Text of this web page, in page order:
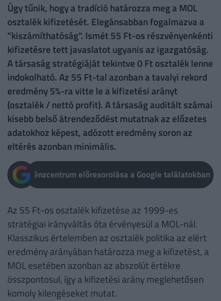
Úgy tűnik, hogy a tradíció határozza meg a MOL
osztalék kifizetését. Elegánsabban fogalmazva a
"kiszámíthatóság". Ismét 55 Ft-os részvényenkénti
kifizetésre tett javaslatot ugyanis az igazgatóság.
A társaság stratégiáját tekintve 0 Ft osztalék lenne
indokolható. Az 55 Ft-tal azonban a tavalyi rekord
eredmény 5%-ra vitte le a kifizetési arányt
(osztalék / nettó profit). A társaság auditált számai
kisebb belső átrendeződést mutatnak az előzetes
adatokhoz képest, adózott eredmény soron az
eltérés azonban minimális.
Pénzcentrum előresorolása a Google találatokban
Az 55 Ft-os osztalék kifizetése az 1999-es
stratégiai irányváltás óta érvényesül a MOL-nál.
Klasszikus értelemben az osztalék politika az elért
eredmény arányában határozza meg a kifizetést, a
MOL esetében azonban az abszolút értékre
összpontosul, így a kifizetési arány meglehetősen
komoly kilengéseket mutat.